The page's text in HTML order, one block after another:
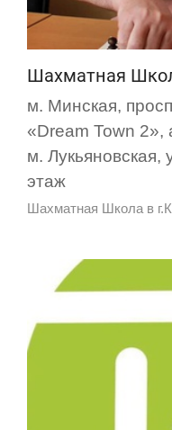
Шахматная
м. Минская,
«Dream Town
м. Лукьяновская,
этаж
Шахматная Школа в